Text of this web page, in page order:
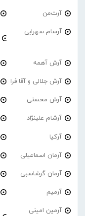
آرت‌من
آرسام سهرابی
آرش آهمه
آرش جلالی و آقا فرا
آرش محسنی
آرشام علینژاد
آرکیا
آرمان اسماعیلی
آرمان گرشاسبی
آرمیم
آرمین امینی